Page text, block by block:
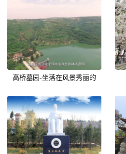
高桥墓园-坐落在风景秀丽的